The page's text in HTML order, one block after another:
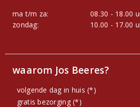
ma t/m za:
08.30 - 18.00
zondag:
10.00 - 17.00
waarom Jos Beeres?
volgende dag in huis (*)
gratis bezorging (*)